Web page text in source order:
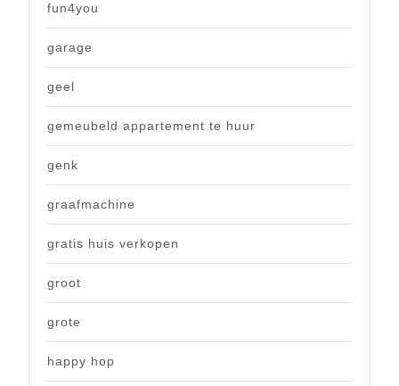
fun4you
garage
geel
gemeubeld appartement te huur
genk
graafmachine
gratis huis verkopen
groot
grote
happy hop